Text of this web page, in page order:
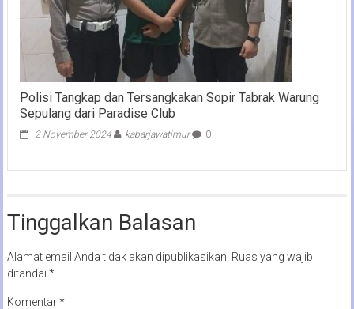
Polisi Tangkap dan Tersangkakan Sopir Tabrak Warung
Sepulang dari Paradise Club
2 November 2024 kabarjawatimur 0
Tinggalkan Balasan
Alamat email Anda tidak akan dipublikasikan. Ruas yang wajib
ditandai *
Komentar*